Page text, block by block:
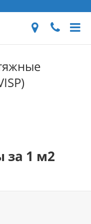
за 1 м2